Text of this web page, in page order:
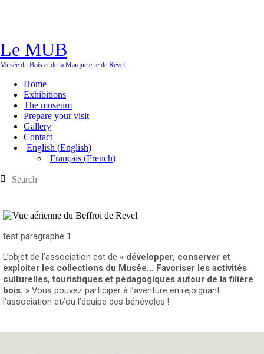
Le MUB
Musée du Bois et de la Marqueterie de Revel
Home
Exhibitions
The museum
Prepare your visit
Gallery
Contact
English (English)
Français(French)
test paragraphe 1
L’objet de l’association est de « développer, conserver et
exploiter les collections du Musée… Favoriser les activités
culturelles, touristiques et pédagogiques autour de la filière
bois. » Vous pouvez participer à l’aventure en rejoignant
l’association et/ou l’équipe des bénévoles !